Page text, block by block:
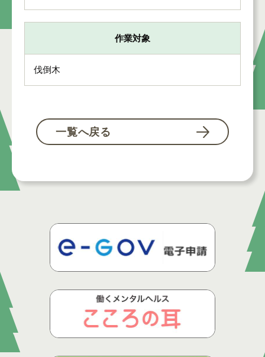
作業対象
伐倒木
一覧へ戻る